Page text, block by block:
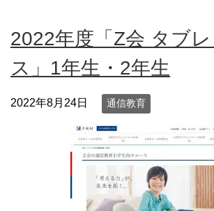
2022年度「Z会 タブ
ス」1年生・2年生
2022年8月24日 通信教育